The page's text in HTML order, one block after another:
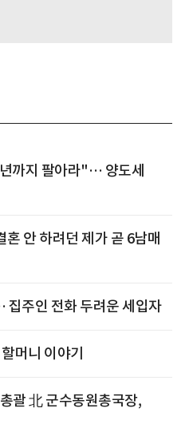
까지 팔아라"… 양도세
안 하려던 제가 곧 6남매
주인 전화 두려운 세입자
머니 이야기
괄 北 군수동원총국장,